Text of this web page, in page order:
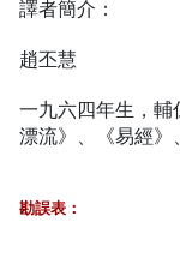
譯者簡介：
趙丕慧
一九六四年生，
漂流》、《易經
勘誤表：